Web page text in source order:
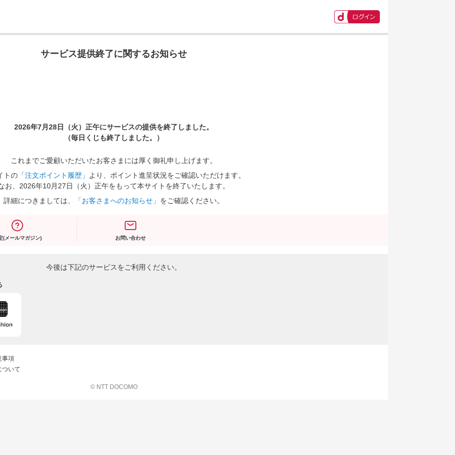
サービス提供終了に関するお知らせ
2026年7月28日（火）正午にサービスの提供を終了しました。
（毎日くじも終了しました。）
これまでご愛顧いただいたお客さまには厚く御礼申し上げます。
トの 「注文ポイント履歴」
より、ポイント進呈状況をご確認いただけます。
お、2026年10月27日（火）正午をもって本サイトを終了いたします。
詳細につきましては、
「お客さまへのお知らせ」 をご確認ください。
(メールマガジン) お問い合わせ
今後は下記のサービスをご利用ください。
事項
ついて
© NTT DOCOMO